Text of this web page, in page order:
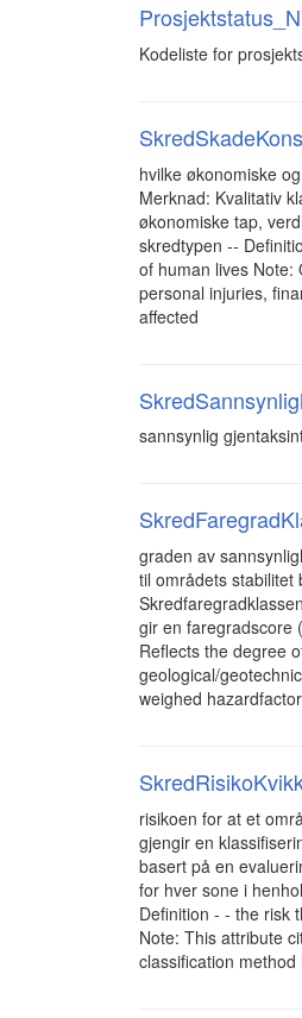
Kodeliste for
hvilke økonomiske
Merknad: Kvalitativ
økonomiske tap,
skredtypen --
of human lives Note:
personal injuries,
affected
sannsynlig
graden av
til områdets stabilitet
gir en faregradscore
Reflects the degree
geological/
weighed
risikoen for at et
gjengir en
basert på en
for hver sone i
Definition - - the risk
Note: This attribute
classification